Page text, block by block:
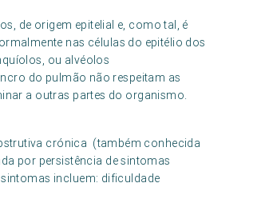
de origem epitelial e, como tal, é
nas células do epitélio dos
ou alvéolos
do pulmão não respeitam as
a outras partes do organismo.
crónica (também conhecida
por persistência de sintomas
incluem: dificuldade